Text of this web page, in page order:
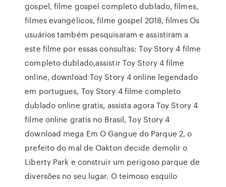
gospel, filme gospel completo dublado, filmes,
filmes evangélicos, filme gospel 2018, filmes Os
usuários também pesquisaram e assistiram a
este filme por essas consultas: Toy Story 4 filme
completo dublado,assistir Toy Story 4 filme
online, download Toy Story 4 online legendado
em portugues, Toy Story 4 filme completo
dublado online gratis, assista agora Toy Story 4
filme online gratis no Brasil, Toy Story 4
download mega Em O Gangue do Parque 2, o
prefeito do mal de Oakton decide demolir o
Liberty Park e construir um perigoso parque de
diversões no seu lugar. O teimoso esquilo